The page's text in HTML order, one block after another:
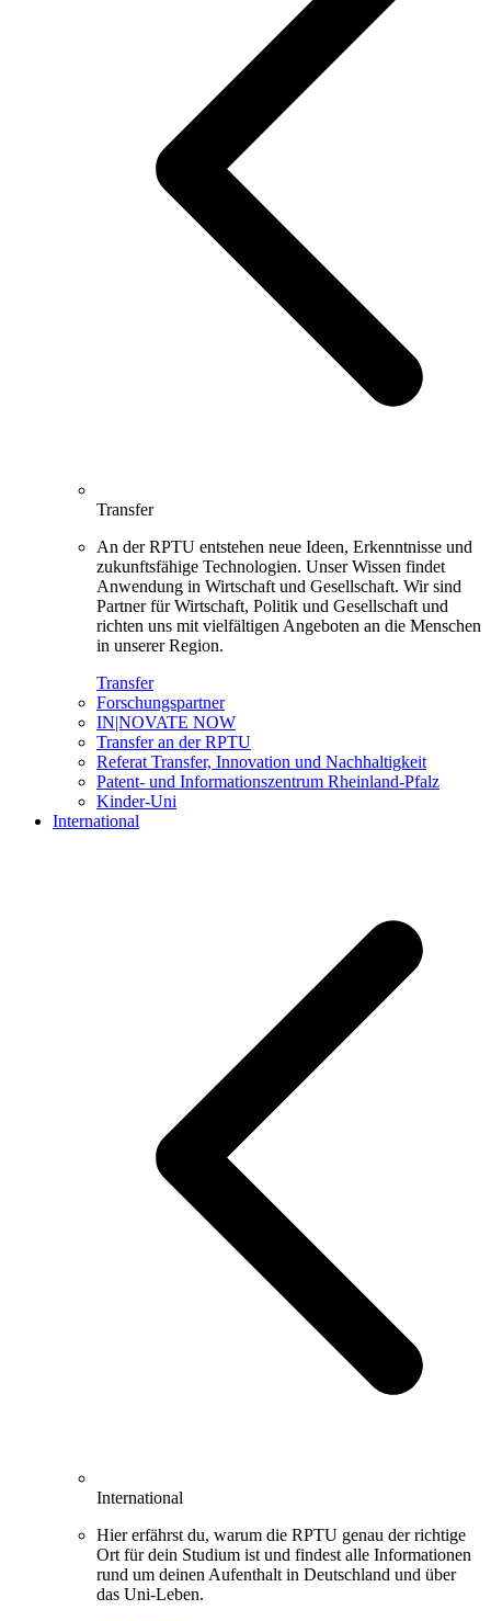
Transfer
An der RPTU entstehen neue Ideen, Erkenntnisse und
zukunftsfähige Technologien. Unser Wissen findet
Anwendung in Wirtschaft und Gesellschaft. Wir sind
Partner für Wirtschaft, Politik und Gesellschaft und
richten uns mit vielfältigen Angeboten an die Menschen
in unserer Region.
Transfer
Forschungspartner
IN|NOVATE NOW
Transfer an der RPTU
Referat Transfer, Innovation und Nachhaltigkeit
Patent- und Informationszentrum Rheinland-Pfalz
Kinder-Uni
International
International
Hier erfährst du, warum die RPTU genau der richtige
Ort für dein Studium ist und findest alle Informationen
rund um deinen Aufenthalt in Deutschland und über
das Uni-Leben.